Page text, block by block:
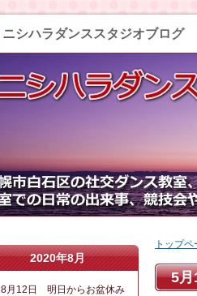
ニシハラダンススタジオブログ
トップペ
5
2020年8月
8月12日 明日からお盆休み